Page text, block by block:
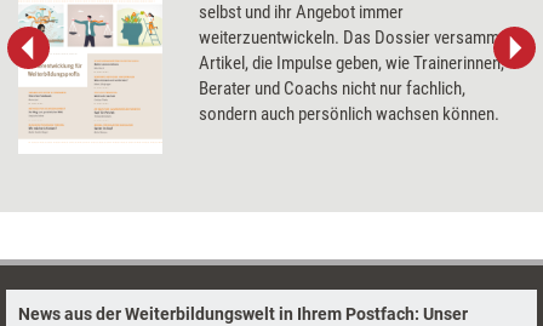
selbst und ihr Angebot immer
weiterzuentwickeln. Das Dossier versammelt
Artikel, die Impulse geben, wie Trainerinnen,
Berater und Coachs nicht nur fachlich,
sondern auch persönlich wachsen können.
News aus der Weiterbildungswelt in Ihrem Postfach: Unser